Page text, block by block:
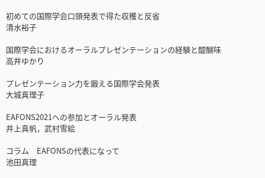
初めての国際学会口頭発表で得た収穫と反省
清水裕子
国際学会におけるオーラルプレゼンテーションの経験と醍醐味
高井ゆかり
プレゼンテーション力を鍛える国際学会発表
大城真理子
EAFONS2021への参加とオーラル発表
井上真帆，武村雪絵
コラム EAFONSの代表になって
池田真理